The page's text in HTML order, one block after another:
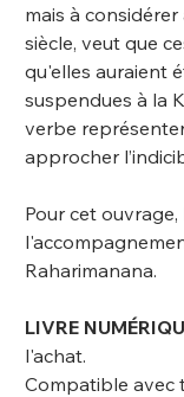
mais à
siècle, veut que
qu'elles auraient
suspendues à la
verbe
approcher
Pour cet
Raharimanana.
LIVRE
l'achat.
Compatible avec